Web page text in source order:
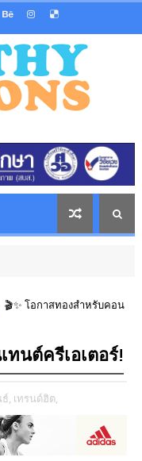
🎬✨ โอกาสทองสำหรับคอน
ทนต์ครีเอเตอร์!
, เทรนด์ฮิต,